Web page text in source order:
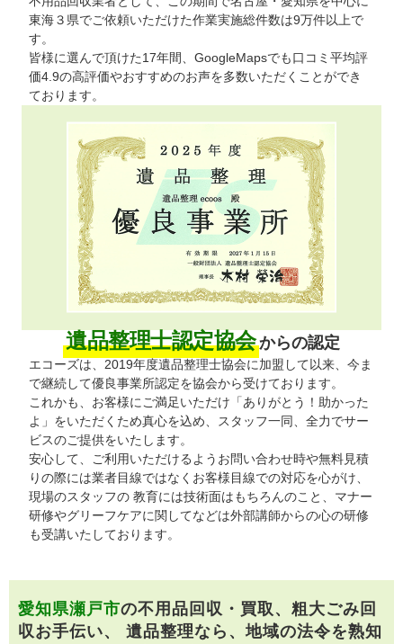
東海３県でご依頼いただけた作業実施総件数は9万件以上で
す。
皆様に選んで頂けた17年間、GoogleMapsでも口コミ平均評
価4.9の高評価やおすすめのお声を多数いただくことができ
ております。
遺品整理士認定協会からの認定
エコーズは、2019年度遺品整理士協会に加盟して以来、今ま
で継続して優良事業所認定を協会から受けております。
これかも、お客様にご満足いただけ「ありがとう！助かった
よ」をいただくため真心を込め、スタッフ一同、全力でサー
ビスのご提供をいたします。
安心して、ご利用いただけるようお問い合わせ時や無料見積
りの際には業者目線ではなくお客様目線での対応を心がけ、
現場のスタッフの 教育には技術面はもちろんのこと、マナー
研修やグリーフケアに関してなどは外部講師からの心の研修
も受講いたしております。
愛知県瀬戸市の不用品回収・買取、粗大ごみ回
収お手伝い、
遺品整理なら、地域の法令を熟知